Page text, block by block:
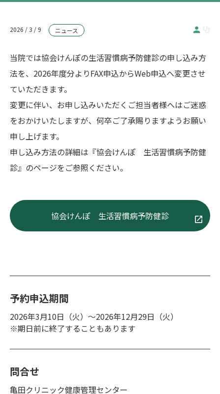
2026 / 3 / 9 ニュース
当院では協会けんぽの生活習慣病予防健診の申し込み方
法を、2026年度分よりFAX申込からWeb申込へ変更させ
ていただきます。
変更に伴い、お申し込みいただくご担当者様へはご迷惑
をおかけいたしますが、何卒ご了承賜りますようお願い
申し上げます。
申し込み方法の詳細は『協会けんぽ 生活習慣病予防健
診』のページをご参照ください。
協会けんぽ 生活習慣病予防健診
予約申込期間
2026年3月10日（火）～2026年12月29日（火）
※期日前に終了することもあります
問合せ
亀田クリニック健康管理センター